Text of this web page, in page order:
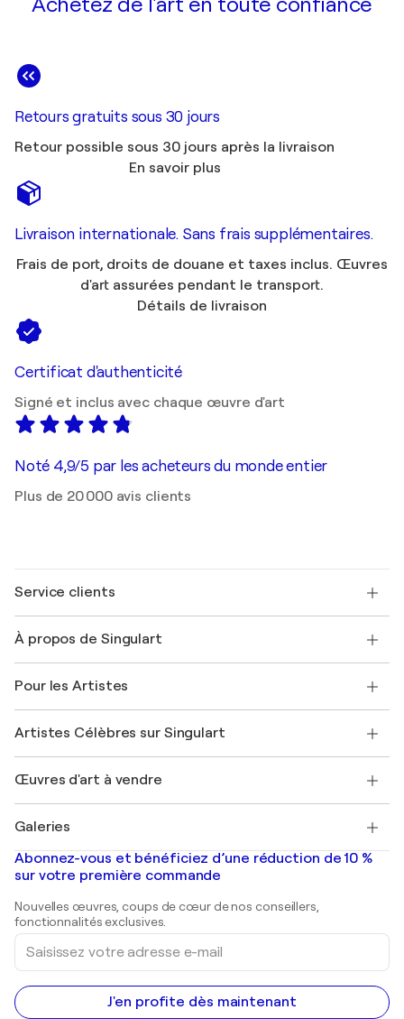
Retours gratuits sous 30 jours
Retour possible sous 30 jours après la livraison
En savoir plus
Livraison internationale. Sans frais supplémentaires.
Frais de port, droits de douane et taxes inclus. Œuvres
d'art assurées pendant le transport.
Détails de livraison
Certificat d'authenticité
Signé et inclus avec chaque œuvre d'art
Noté 4,9/5 par les acheteurs du monde entier
Plus de 20 000 avis clients
Service clients
Expédition
Offrir une carte cadeau
Rejoignez notre programme commercial
Mon compte
+33 1 76 44 06 42
À propos de Singulart
FAQ
Magazine Singulart
Emplois
Découvrez une sélection d'art original
Pour les Artistes
Se connecter en tant qu'Artiste
Artistes Célèbres sur Singulart
Marc Chagall
Banksy
Mr. Brainwash
Shepard Fairey
Œuvres d'art à vendre
Tableaux abstraits à vendre
Peintures de paysage
Estampes
Peintures acryliques
Galeries
Galeries d'art en France
Galeries d'art en Belgique
Abonnez-vous et bénéficiez d’une réduction de 10 %
sur votre première commande
Nouvelles œuvres, coups de cœur de nos conseillers,
fonctionnalités exclusives.
Saisissez
votre
adresse
e-
mail
J'en profite dès maintenant